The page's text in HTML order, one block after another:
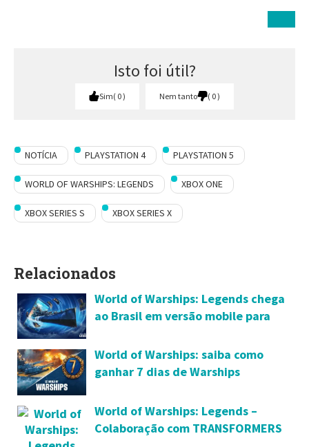
Isto foi útil?
Sim 0 Nem tanto 0
NOTÍCIA PLAYSTATION 4 PLAYSTATION 5
WORLD OF WARSHIPS: LEGENDS XBOX ONE
XBOX SERIES S XBOX SERIES X
Relacionados
World of Warships: Legends chega
ao Brasil em versão mobile para
World of Warships: saiba como
ganhar 7 dias de Warships
World of Warships: Legends –
Colaboração com TRANSFORMERS